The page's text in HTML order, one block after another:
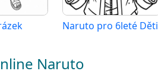
Naruto pro 6leté Děti
Naruto